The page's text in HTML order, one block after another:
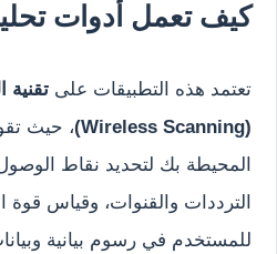
كيف تعمل أدوات
تعتمد هذه التطبيقات على تقنية
(Wireless Scanning)
، حيث
المحيطة بك لتحديد نقاط
الترددات والقنوات، وقياس قوة
للمستخدم في رسوم بيانية